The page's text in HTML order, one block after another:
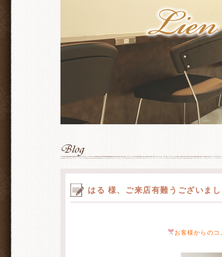
はる 様、ご来店有難うございま
お客様からの